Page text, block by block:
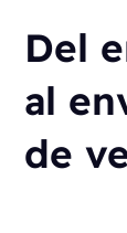
Del
al
de